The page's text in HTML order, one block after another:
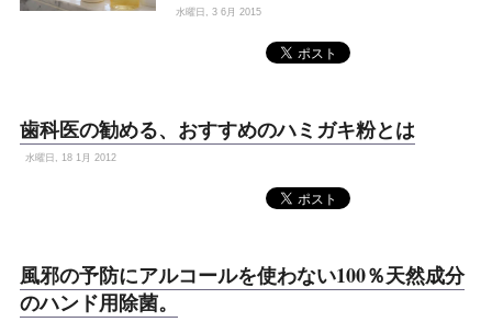
水曜日, 3 6月 2015
歯科医の勧める、おすすめのハミガキ粉とは
水曜日, 18 1月 2012
風邪の予防にアルコールを使わない100％天然成分
のハンド用除菌。